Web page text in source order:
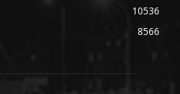
10536
8566